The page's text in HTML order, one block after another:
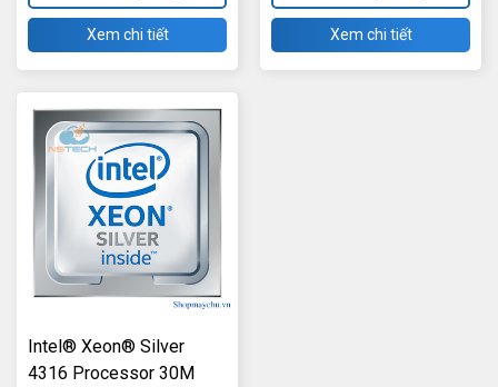
Xem chi tiết Xem chi tiết
Intel® Xeon® Silver
4316 Processor 30M